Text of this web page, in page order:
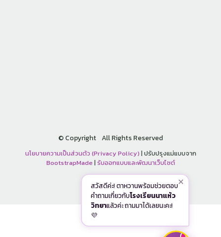
©Copyright All Rights Reserved
นโยบายความเป็นส่วนตัว (Privacy Policy) | ปรับปรุงแม่แบบจาก
BootstrapMade | รับออกแบบและพัฒนาเว็บไซต์
✕
สวัสดีค่ะ! ตาหวานพร้อมช่วยตอบ
คำถามเกี่ยวกับโรงเรียนนาแห้ว
วิทยาแล้วค่ะ ถามมาได้เลยนะคะ!
💜